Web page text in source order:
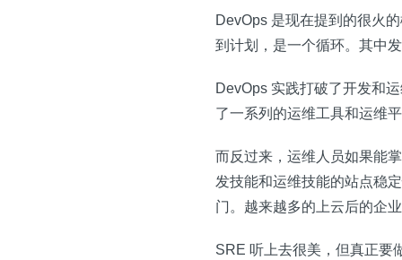
DevOps 是现在提到的很火
到计划，是一个循环。其中
DevOps 实践打破了开发和
了一系列的运维工具和运维
而反过来，运维人员如果能
发技能和运维技能的站点稳
门。越来越多的上云后的企
SRE 听上去很美，但真正要